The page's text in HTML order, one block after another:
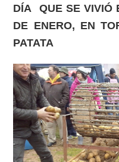
DÍA QUE SE VIVIÓ
DE ENERO, EN
PATATA